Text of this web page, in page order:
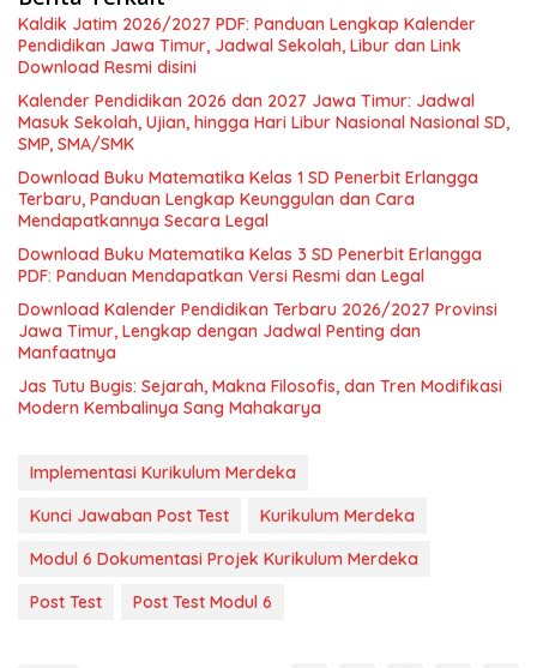
Kaldik Jatim 2026/2027 PDF: Panduan Lengkap Kalender
Pendidikan Jawa Timur, Jadwal Sekolah, Libur dan Link
Download Resmi disini
Kalender Pendidikan 2026 dan 2027 Jawa Timur: Jadwal
Masuk Sekolah, Ujian, hingga Hari Libur Nasional Nasional SD,
SMP, SMA/SMK
Download Buku Matematika Kelas 1 SD Penerbit Erlangga
Terbaru, Panduan Lengkap Keunggulan dan Cara
Mendapatkannya Secara Legal
Download Buku Matematika Kelas 3 SD Penerbit Erlangga
PDF: Panduan Mendapatkan Versi Resmi dan Legal
Download Kalender Pendidikan Terbaru 2026/2027 Provinsi
Jawa Timur, Lengkap dengan Jadwal Penting dan
Manfaatnya
Jas Tutu Bugis: Sejarah, Makna Filosofis, dan Tren Modifikasi
Modern Kembalinya Sang Mahakarya
Implementasi Kurikulum Merdeka
Kunci Jawaban Post Test
Kurikulum Merdeka
Modul 6 Dokumentasi Projek Kurikulum Merdeka
Post Test
Post Test Modul 6